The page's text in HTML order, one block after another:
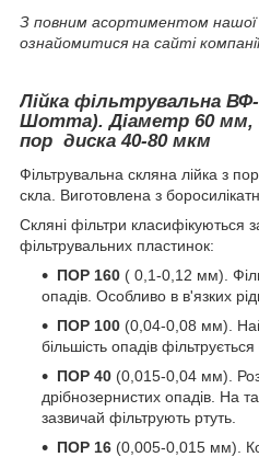
З повним асортиментом нашої
ознайомитися на сайті компанії
Лійка фільтрувальна
Шотта). Діаметр 60 мм,
пор диска 40-80 мкм
Фільтрувальна скляна лійка з
скла. Виготовлена з
Скляні фільтри
фільтрувальних пластинок:
ПОР 160 ( 0,1-0,12 мм).
опадів. Особливо в в'язких
ПОР 100 (0,04-0,08 мм).
більшість опадів
ПОР 40 (0,015-0,04 мм).
дрібнозернистих опадів. На
зазвичай фільтрують ртуть.
ПОР 16 (0,005-0,015 мм).